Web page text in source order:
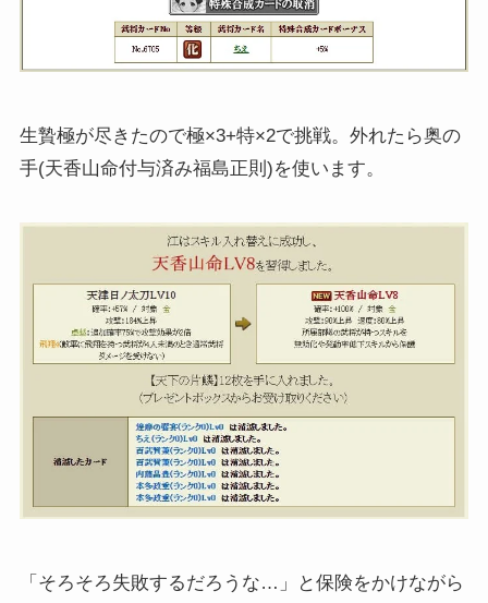
生贄極が尽きたので極×3+特×2で挑戦。外れたら奥の
手(天香山命付与済み福島正則)を使います。
「そろそろ失敗するだろうな…」と保険をかけながら